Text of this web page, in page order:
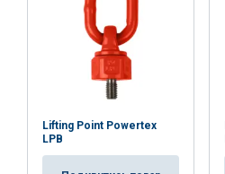
Lifting Point Powertex
LPB